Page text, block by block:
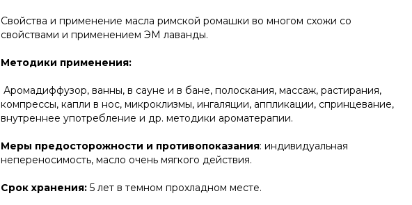
Свойства и применение масла римской ромашки во многом схожи со
свойствами и применением ЭМ лаванды.
Методики применения:
Аромадиффузор, ванны, в сауне и в бане, полоскания, массаж, растирания,
компрессы, капли в нос, микроклизмы, ингаляции, аппликации, спринцевание,
внутреннее употребление и др. методики ароматерапии.
Меры предосторожности и противопоказания: индивидуальная
непереносимость, масло очень мягкого действия.
Срок хранения: 5 лет в темном прохладном месте.